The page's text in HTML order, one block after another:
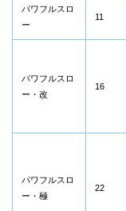
パワフルスロ
ー
11
パワフルスロ
ー・改
16
パワフルスロ
ー・極
22